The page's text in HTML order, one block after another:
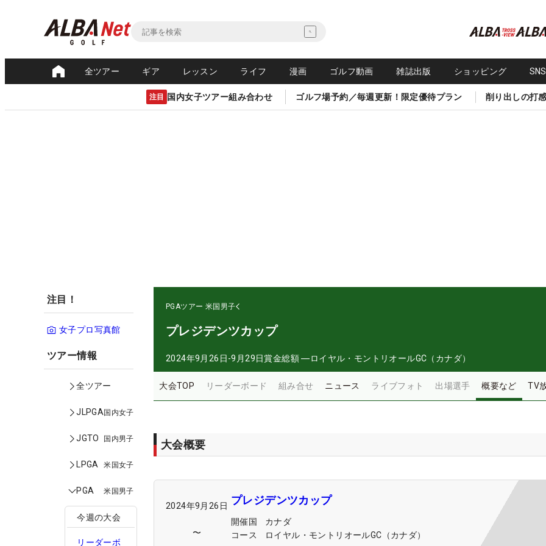
全ツアー ギア レッスン ライフ 漫画 ゴルフ動画 雑誌出版 ショッピング
注目 国内女子ツアー組み合わせ ゴルフ場予約／毎週更新！限定優待プラン 削り出しの打
注目！
女子プロ写真館
ツアー情報
全ツアー
JLPGA国内女子
JGTO 国内男子
LPGA 米国女子
PGA 米国男子
今週の大会
リーダーボ
PGAツアー 米国男子
プレジデンツカップ
2024年9月26日-9月29日賞金総額 ―ロイヤル・モントリオールGC（カナダ）
大会TOP リーダーボード 組み合せ ニュース ライブフォト 出場選手 概要など TV
大会概要
2024年9月26日
〜
プレジデンツカップ
開催国
カナダ
コース
ロイヤル・モントリオールGC（カナダ）